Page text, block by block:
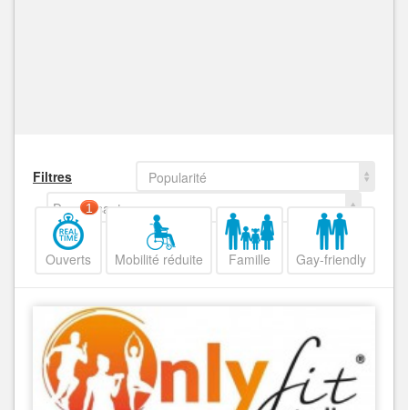
Filtres
Popularité
Decroissant
Ouverts
1
Mobilité réduite Famille Gay-friendly